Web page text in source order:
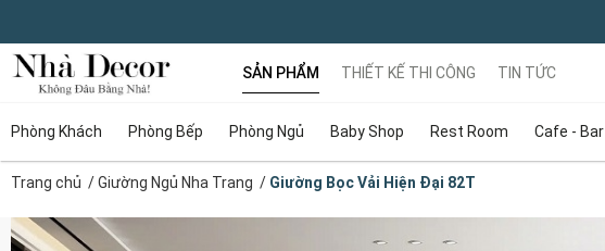
SẢN PHẨM
Phòng Khách Phòng Bếp Phòng Ngủ Baby Shop Rest Room Cafe - Bar
THIẾT KẾ THI CÔNG TIN TỨC
Trang chủ /Giường Ngủ Nha Trang / Giường Bọc Vải Hiện Đại 82T